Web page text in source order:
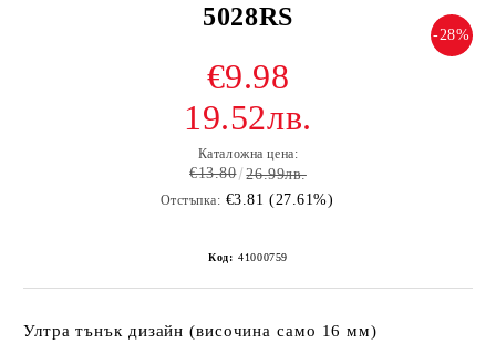
5028RS
-28%
€9.98
19.52лв.
Каталожна цена:
€13.80 26.99лв.
Отстъпка: €3.81 (27.61%)
Код: 41000759
Ултра тънък дизайн (височина само 16 мм)